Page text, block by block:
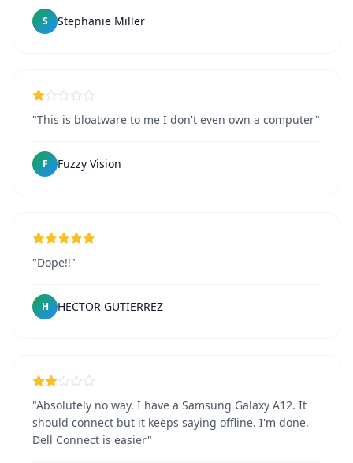
S Stephanie Miller
"This is bloatware to me I don't even own a computer"
F Fuzzy Vision
"Dope!!"
H HECTOR GUTIERREZ
"Absolutely no way. I have a Samsung Galaxy A12. It
should connect but it keeps saying offline. I'm done.
Dell Connect is easier"